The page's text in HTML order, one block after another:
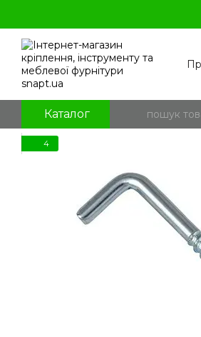
Каталог
4